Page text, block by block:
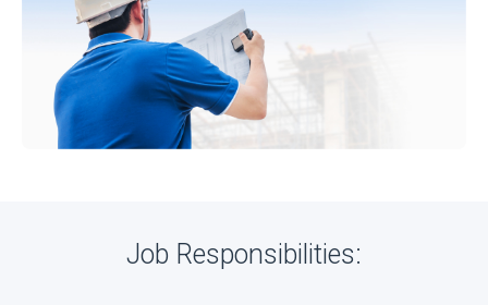
Job Responsibilities: